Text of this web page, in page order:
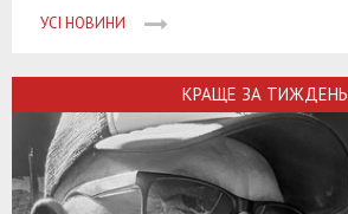
УСІ НОВИНИ
КРАЩЕ ЗА ТИЖДЕНЬ